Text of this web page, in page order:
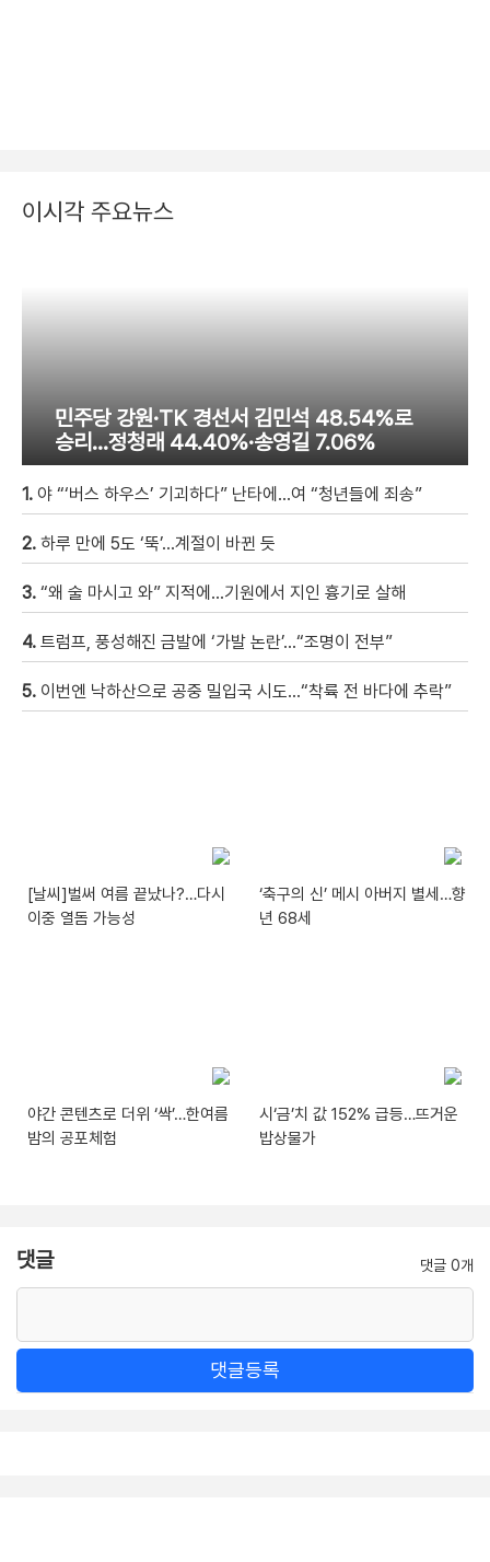
이시각 주요뉴스
민주당 강원·TK 경선서 김민석 48.54%로
승리…정청래 44.40%·송영길 7.06%
1. 야 “‘버스 하우스’ 기괴하다” 난타에…여 “청년들에 죄송”
2. 하루 만에 5도 ‘뚝’…계절이 바뀐 듯
3. “왜 술 마시고 와” 지적에…기원에서 지인 흉기로 살해
4. 트럼프, 풍성해진 금발에 ‘가발 논란’…“조명이 전부”
5. 이번엔 낙하산으로 공중 밀입국 시도…“착륙 전 바다에 추락”
[날씨]벌써 여름 끝났나?…다시
이중 열돔 가능성
‘축구의 신’ 메시 아버지 별세…향
년 68세
야간 콘텐츠로 더위 ‘싹’…한여름
밤의 공포체험
시‘금’치 값 152% 급등…뜨거운
밥상물가
댓글 댓글 0개
댓글등록